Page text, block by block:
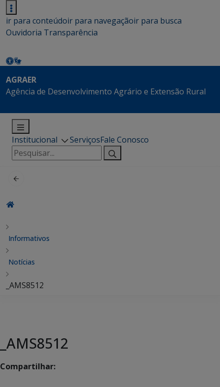
ir para conteúdoir para navegaçãoir para busca
Ouvidoria Transparência
AGRAER
Agência de Desenvolvimento Agrário e Extensão Rural
Institucional ServiçosFale Conosco
Pesquisar
por:
Informativos
Notícias
_AMS8512
_AMS8512
Compartilhar: